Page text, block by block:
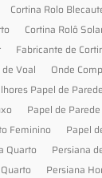
Cortina Rolo
Cortina Rolô
Fabricante de
Voal
Onde
Papel de Parede
Papel de
Feminino
Papel
Quarto
Persiana
Persiana